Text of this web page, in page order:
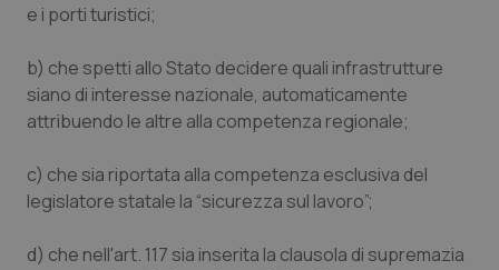
e i porti turistici;
b) che spetti allo Stato decidere quali infrastrutture
siano di interesse nazionale, automaticamente
attribuendo le altre alla competenza regionale;
c) che sia riportata alla competenza esclusiva del
legislatore statale la “sicurezza sul lavoro”;
d) che nell'art. 117 sia inserita la clausola di supremazia